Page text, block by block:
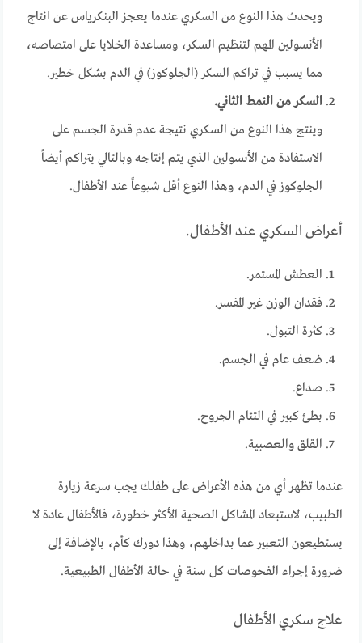
ويحدث هذا النوع من السكري عندما يعجز البنكرياس عن انتاج
الأنسولين المهم لتنظيم السكر، ومساعدة الخلايا على امتصاصه،
مما يسبب في تراكم السكر (الجلوكوز) في الدم بشكل خطير.
السكر من النمط الثاني.
وينتج هذا النوع من السكري نتيجة عدم قدرة الجسم على
الاستفادة من الأنسولين الذي يتم إنتاجه وبالتالي يتراكم أيضاً
الجلوكوز في الدم، وهذا النوع أقل شيوعاً عند الأطفال.
أعراض السكري عند الأطفال.
العطش المستمر.
فقدان الوزن غير المفسر.
كثرة التبول.
ضعف عام في الجسم.
صداع.
بطئ كبير في التئام الجروح.
القلق والعصبية.
عندما تظهر أي من هذه الأعراض على طفلك يجب سرعة زيارة
الطبيب، لاستبعاد المشاكل الصحية الأكثر خطورة، فالأطفال عادة لا
يستطيعون التعبير عما بداخلهم، وهذا دورك كأم، بالإضافة إلى
ضرورة إجراء الفحوصات كل سنة في حالة الأطفال الطبيعية.
علاج سكري الأطفال